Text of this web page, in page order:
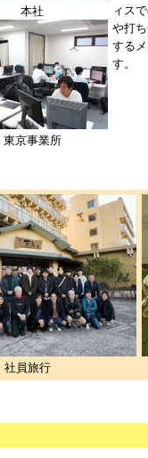
本社
東京事業所
ィス
や打
する
す。
社員旅行